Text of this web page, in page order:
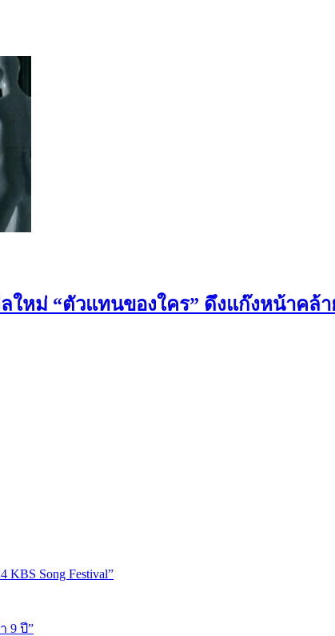
ลใหม่ “ตัวแทนของใคร” ดึงแก๊งหน้าค
Song Festival”
9 ปี”